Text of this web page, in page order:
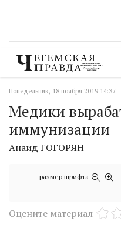
Понедельник, 18 ноября 2019 14:37
Медики
иммунизации
Анаид ГОГОРЯН
размер шрифта
Оцените материал